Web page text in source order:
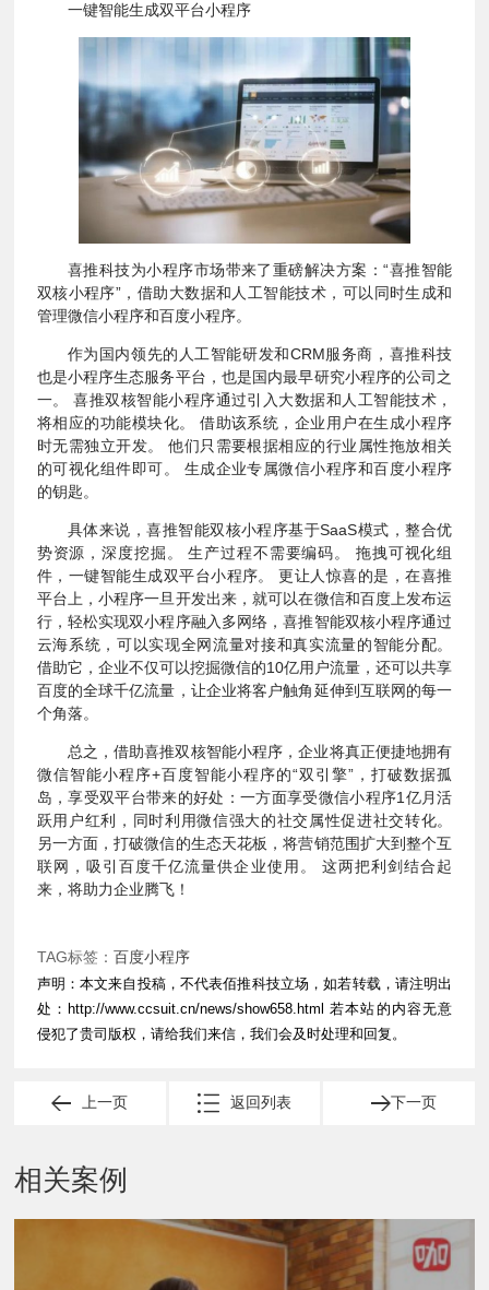
一键智能生成双平台小程序
喜推科技为小程序市场带来了重磅解决方案：“喜推智能
双核小程序”，借助大数据和人工智能技术，可以同时生成和
管理微信小程序和百度小程序。
作为国内领先的人工智能研发和CRM服务商，喜推科技
也是小程序生态服务平台，也是国内最早研究小程序的公司之
一。 喜推双核智能小程序通过引入大数据和人工智能技术，
将相应的功能模块化。 借助该系统，企业用户在生成小程序
时无需独立开发。 他们只需要根据相应的行业属性拖放相关
的可视化组件即可。 生成企业专属微信小程序和百度小程序
的钥匙。
具体来说，喜推智能双核小程序基于SaaS模式，整合优
势资源，深度挖掘。 生产过程不需要编码。 拖拽可视化组
件，一键智能生成双平台小程序。 更让人惊喜的是，在喜推
平台上，小程序一旦开发出来，就可以在微信和百度上发布运
行，轻松实现双小程序融入多网络，喜推智能双核小程序通过
云海系统，可以实现全网流量对接和真实流量的智能分配。
借助它，企业不仅可以挖掘微信的10亿用户流量，还可以共享
百度的全球千亿流量，让企业将客户触角延伸到互联网的每一
个角落。
总之，借助喜推双核智能小程序，企业将真正便捷地拥有
微信智能小程序+百度智能小程序的“双引擎”，打破数据孤
岛，享受双平台带来的好处：一方面享受微信小程序1亿月活
跃用户红利，同时利用微信强大的社交属性促进社交转化。
另一方面，打破微信的生态天花板，将营销范围扩大到整个互
联网，吸引百度千亿流量供企业使用。 这两把利剑结合起
来，将助力企业腾飞！
TAG标签： 百度小程序
声明：本文来自投稿，不代表佰推科技立场，如若转载，请注明出
处： http://www.ccsuit.cn/news/show658.html 若本站的内容无意
侵犯了贵司版权，请给我们来信，我们会及时处理和回复。
上一页 下一页
返回列表
相关案例